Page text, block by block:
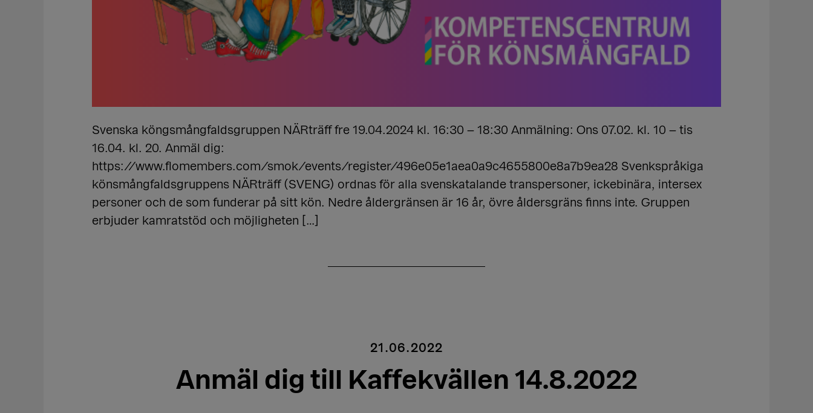
Svenska köngsmångfaldsgruppen NÄRträff fre 19.04.2024 kl. 16:30 – 18:30 Anmälning: Ons 07.02. kl. 10 – tis
16.04. kl. 20. Anmäl dig:
https://www.flomembers.com/smok/events/register/496e05e1aea0a9c4655800e8a7b9ea28 Svenkspråkiga
könsmångfaldsgruppens NÄRträff (SVENG) ordnas för alla svenskatalande transpersoner, ickebinära, intersex
personer och de som funderar på sitt kön. Nedre åldergränsen är 16 år, övre åldersgräns finns inte. Gruppen
erbjuder kamratstöd och möjligheten […]
21.06.2022
Anmäl dig till Kaffekvällen 14.8.2022